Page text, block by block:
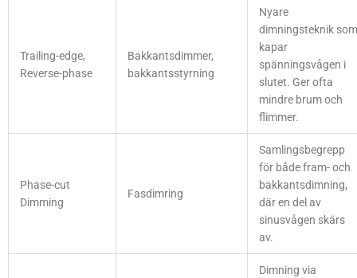
Trailing-edge,
Reverse-phase
Bakkantsdimmer,
bakkantsstyrning
Nyare
dimningsteknik som
kapar
spänningsvågen i
slutet. Ger ofta
mindre brum och
flimmer.
Phase-cut
Dimming
Fasdimring
Samlingsbegrepp
för både fram- och
bakkantsdimning,
där en del av
sinusvågen skärs
av.
Dimning via